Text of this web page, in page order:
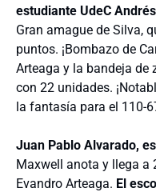
estudiante UdeC
Gran amague de Silva,
puntos. ¡Bombazo de
Arteaga y la bandeja de
con 22 unidades.
la fantasía para el 110-
Juan Pablo Alvarado,
Maxwell anota y llega a
Evandro Arteaga. El